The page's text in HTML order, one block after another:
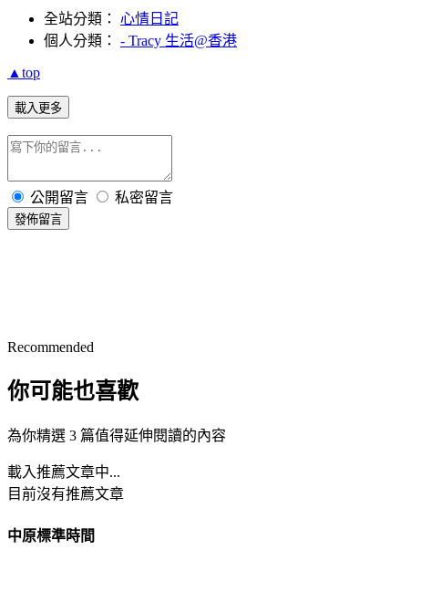
全站分類： 心情日記
個人分類： - Tracy 生活@香港
▲top
載入更多
公開留言 私密留言
發佈留言
Recommended
你可能也喜歡
為你精選 3 篇值得延伸閱讀的內容
載入推薦文章中...
目前沒有推薦文章
中原標準時間